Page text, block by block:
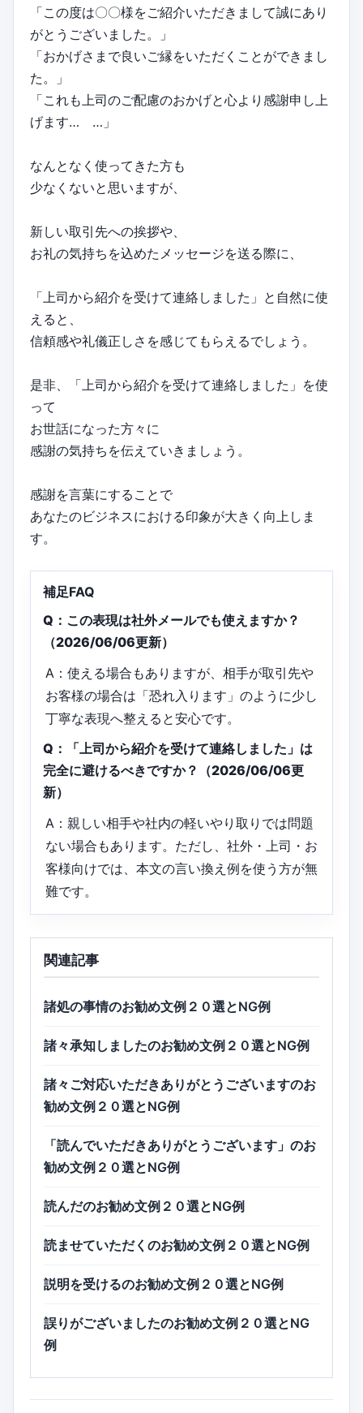
「この度は〇〇様をご紹介いただきまして誠にあり
がとうございました。」
「おかげさまで良いご縁をいただくことができまし
た。」
「これも上司のご配慮のおかげと心より感謝申し上
げます… …」
なんとなく使ってきた方も
少なくないと思いますが、
新しい取引先への挨拶や、
お礼の気持ちを込めたメッセージを送る際に、
「上司から紹介を受けて連絡しました」と自然に使
えると、
信頼感や礼儀正しさを感じてもらえるでしょう。
是非、「上司から紹介を受けて連絡しました」を使
って
お世話になった方々に
感謝の気持ちを伝えていきましょう。
感謝を言葉にすることで
あなたのビジネスにおける印象が大きく向上しま
す。
補足FAQ
Q：この表現は社外メールでも使えますか？
（2026/06/06更新）
A：使える場合もありますが、相手が取引先や
お客様の場合は「恐れ入ります」のように少し
丁寧な表現へ整えると安心です。
Q：「上司から紹介を受けて連絡しました」は
完全に避けるべきですか？（2026/06/06更
新）
A：親しい相手や社内の軽いやり取りでは問題
ない場合もあります。ただし、社外・上司・お
客様向けでは、本文の言い換え例を使う方が無
難です。
関連記事
諸処の事情のお勧め文例２０選とNG例
諸々承知しましたのお勧め文例２０選とNG例
諸々ご対応いただきありがとうございますのお
勧め文例２０選とNG例
「読んでいただきありがとうございます」のお
勧め文例２０選とNG例
読んだのお勧め文例２０選とNG例
読ませていただくのお勧め文例２０選とNG例
説明を受けるのお勧め文例２０選とNG例
誤りがございましたのお勧め文例２０選とNG
例